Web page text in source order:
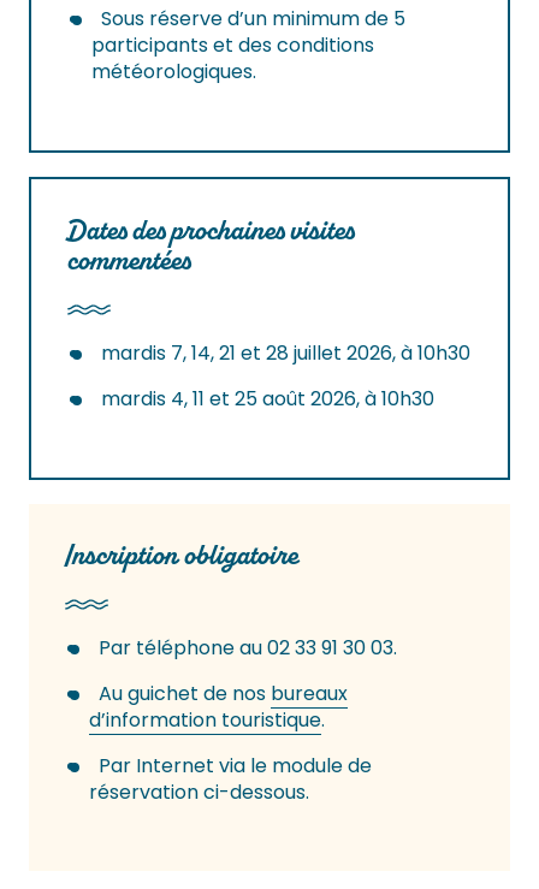
Sous réserve d’un minimum de 5
participants et des conditions
météorologiques.
Dates des prochaines visites
commentées
mardis 7, 14, 21 et 28 juillet 2026, à 10h30
mardis 4, 11 et 25 août 2026, à 10h30
Inscription obligatoire
Par téléphone au 02 33 91 30 03.
Au guichet de nos bureaux
d’information touristique.
Par Internet via le module de
réservation ci-dessous.